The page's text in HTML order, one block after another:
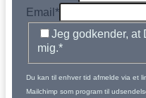
Email*
Jeg godkender, at
mig.*
Du kan til enhver tid afmelde via et
Mailchimp som program til